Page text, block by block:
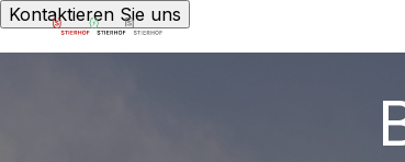
Kontaktieren Sie uns